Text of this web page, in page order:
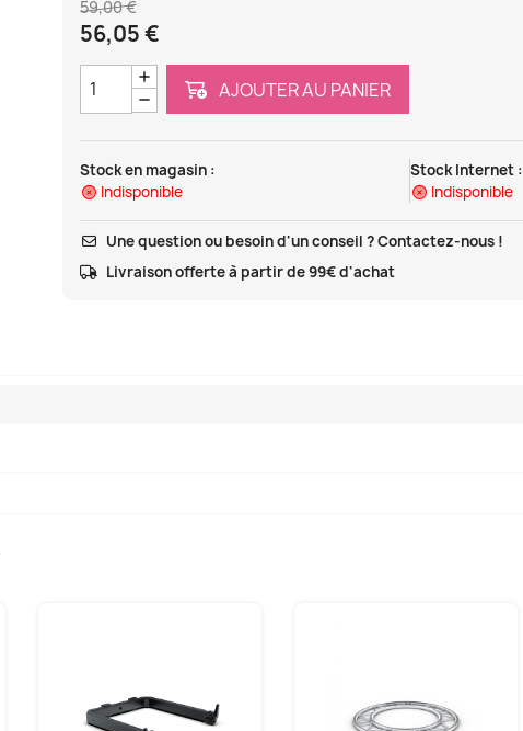
59,00 €
56,05 €
AJOUTER AU PANIER
Stock en magasin :
Indisponible
Stock Internet :
Indisponible
Une question ou besoin d'un conseil ? Contactez-nous !
Livraison offerte à partir de 99€ d'achat